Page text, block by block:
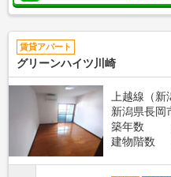
賃貸アパート
グリーンハイツ川崎
上越線（
新潟県長岡
築年数
建物階数